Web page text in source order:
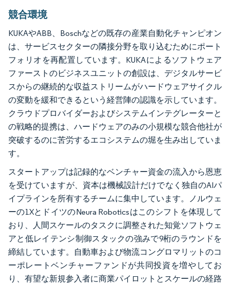
競合環境
KUKAやABB、Boschなどの既存の産業自動化チャンピオン
は、サービスセクターの隣接分野を取り込むためにポート
フォリオを再配置しています。KUKAによるソフトウェア
ファーストのビジネスユニットの創設は、デジタルサービ
スからの継続的な収益ストリームがハードウェアサイクル
の変動を緩和できるという経営陣の認識を示しています。
クラウドプロバイダーおよびシステムインテグレーターと
の戦略的提携は、ハードウェアのみの小規模な競合他社が
突破するのに苦労するエコシステムの堀を生み出していま
す。
スタートアップは記録的なベンチャー資金の流入から恩恵
を受けていますが、資本は機械設計だけでなく独自のAIパ
イプラインを所有するチームに集中しています。ノルウェ
ーの1XとドイツのNeura Roboticsはこのシフトを体現して
おり、人間スケールのタスクに調整された知覚ソフトウェ
アと低レイテンシ制御スタックの強みで9桁のラウンドを
締結しています。自動車および物流コングロマリットのコ
ーポレートベンチャーファンドが共同投資を増やしてお
り、有望な新規参入者に商業パイロットとスケールの経路